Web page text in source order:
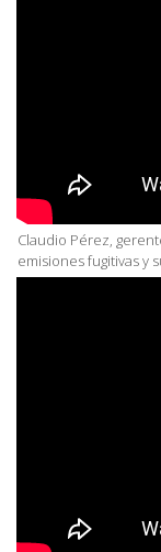
Claudio Pérez,
emisiones fugitivas y